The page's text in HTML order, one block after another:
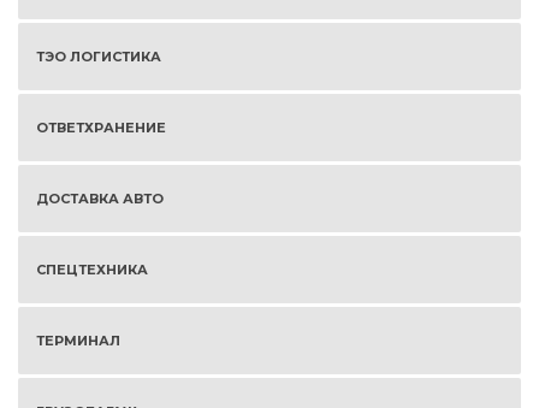
ТЭО ЛОГИСТИКА
ОТВЕТХРАНЕНИЕ
ДОСТАВКА АВТО
СПЕЦТЕХНИКА
ТЕРМИНАЛ